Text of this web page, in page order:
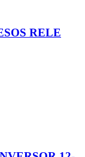
RELE